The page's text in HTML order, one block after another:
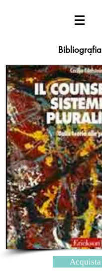
Bibliografia
Counseling
Acquista